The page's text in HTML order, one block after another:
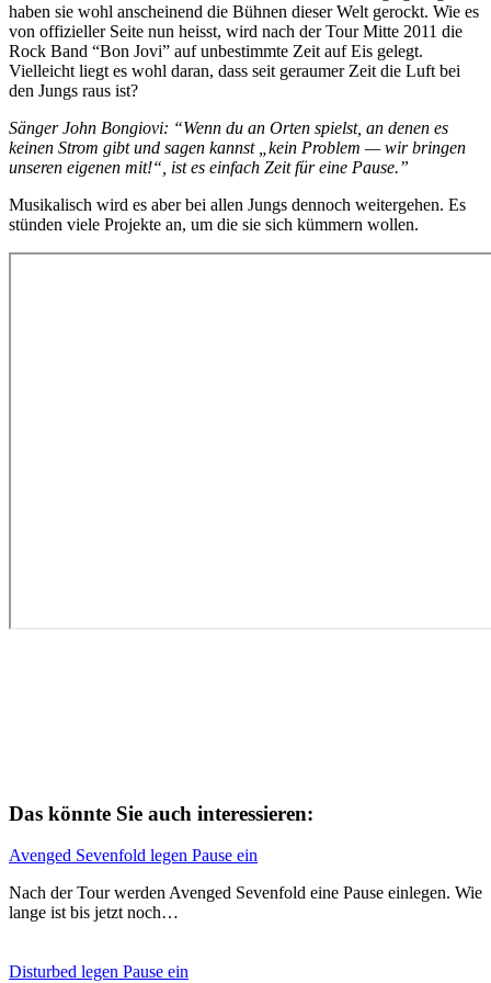
haben sie wohl anscheinend die Bühnen dieser Welt gerockt. Wie es
von offizieller Seite nun heisst, wird nach der Tour Mitte 2011 die
Rock Band “Bon Jovi” auf unbestimmte Zeit auf Eis gelegt.
Vielleicht liegt es wohl daran, dass seit geraumer Zeit die Luft bei
den Jungs raus ist?
Sänger John Bongiovi: “Wenn du an Orten spielst, an denen es
keinen Strom gibt und sagen kannst „kein Problem — wir bringen
unseren eigenen mit!“, ist es einfach Zeit für eine Pause.”
Musikalisch wird es aber bei allen Jungs dennoch weitergehen. Es
stünden viele Projekte an, um die sie sich kümmern wollen.
Das könnte Sie auch interessieren:
Avenged Sevenfold legen Pause ein
Nach der Tour werden Avenged Sevenfold eine Pause einlegen. Wie
lange ist bis jetzt noch…
Disturbed legen Pause ein